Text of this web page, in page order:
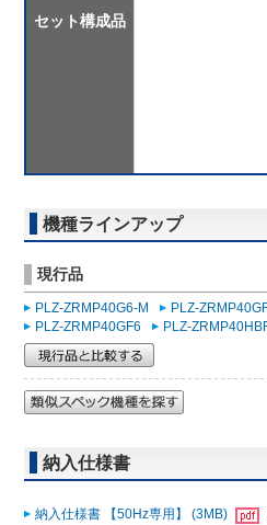
セット構成品
機種ラインアップ
現行品
PLZ-ZRMP40G6-M PLZ-
PLZ-ZRMP40GF6
PLZ-
納入仕様書
納入仕様書 【50Hz専用】 (3MB)